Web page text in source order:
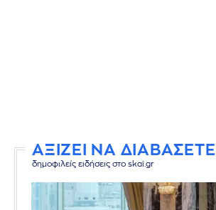
ΑΞΙΖΕΙ ΝΑ ΔΙΑΒΑΣΕΤΕ
δημοφιλείς ειδήσεις στο skai.gr